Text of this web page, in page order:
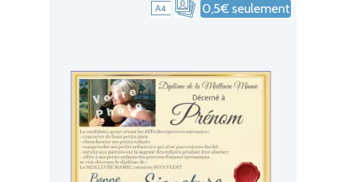
0,5€ seulement